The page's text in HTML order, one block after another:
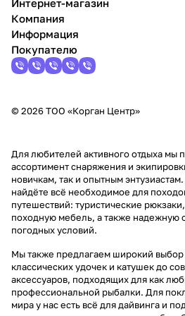
Интернет-магазин
Компания
Информация
Покупателю
© 2026 ТОО «Корган Центр»
Для любителей активного отдыха мы
ассортимент снаряжения и
новичкам, так и опытным
найдёте всё необходимое для
путешествий: туристические
походную мебель, а также надежную
погодных условий.
Мы также предлагаем широкий
классических удочек и катушек до
аксессуаров, подходящих для как
профессиональной рыбалки. Для
мира у нас есть всё для дайвинга и